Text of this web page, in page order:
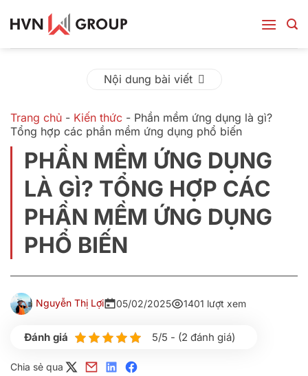
qua
nội
dung
Nội dung bài viết
Trang chủ - Kiến thức - Phần mềm ứng dụng là gì?
Tổng hợp các phần mềm ứng dụng phổ biến
PHẦN MỀM ỨNG DỤNG
LÀ GÌ? TỔNG HỢP CÁC
PHẦN MỀM ỨNG DỤNG
PHỔ BIẾN
Nguyễn Thị Lợi 05/02/2025 1401 lượt xem
5/5 - (2 đánh giá)
Chia sẻ qua